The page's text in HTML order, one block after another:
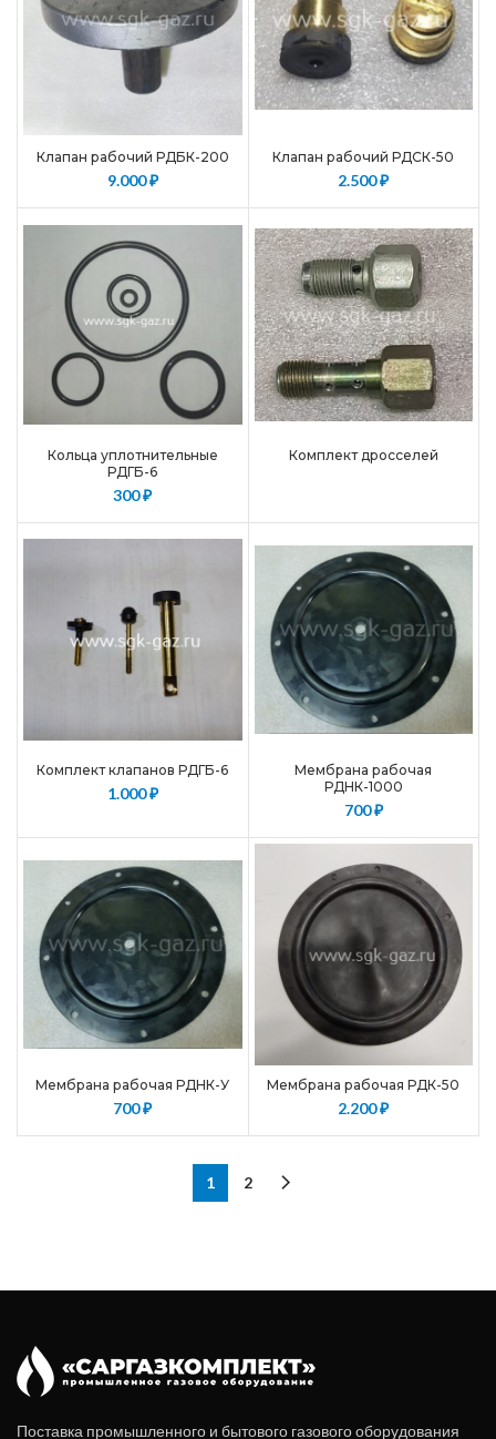
Клапан рабочий РДБК-200
9.000₽
Клапан рабочий РДСК-50
2.500₽
Кольца уплотнительные
РДГБ-6
300₽
Комплект дросселей
Комплект клапанов РДГБ-6
1.000₽
Мембрана рабочая
РДНК-1000
700₽
Мембрана рабочая РДНК-У
700₽
Мембрана рабочая РДК-50
2.200₽
1 2
Поставка промышленного и бытового газового оборудования